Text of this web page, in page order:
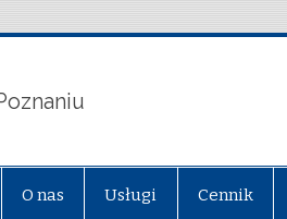
O nas Usługi Cennik